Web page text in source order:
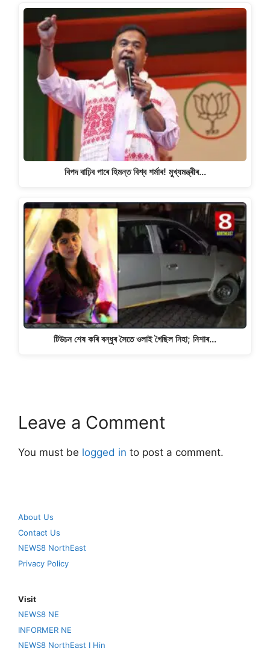
বিপদ বাঢ়িব পাৰে হিমন্ত বিশ্ব শৰ্মাৰ! মুখ্যমন্ত্ৰীৰ…
টিউচন শেষ কৰি বন্ধুৰ সৈতে ওলাই গৈছিল নিহা; নিশাৰ…
Leave a Comment
You must be logged in to post a comment.
About Us
Contact Us
NEWS8 NorthEast
Privacy Policy
Visit
NEWS8 NE
INFORMER NE
NEWS8 NorthEast I Hin